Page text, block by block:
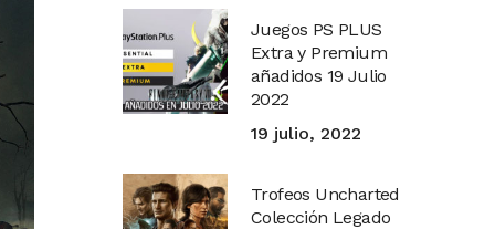
Juegos PS PLUS
Extra y Premium
añadidos 19 Julio
2022
19 julio, 2022
Trofeos Uncharted
Colección Legado